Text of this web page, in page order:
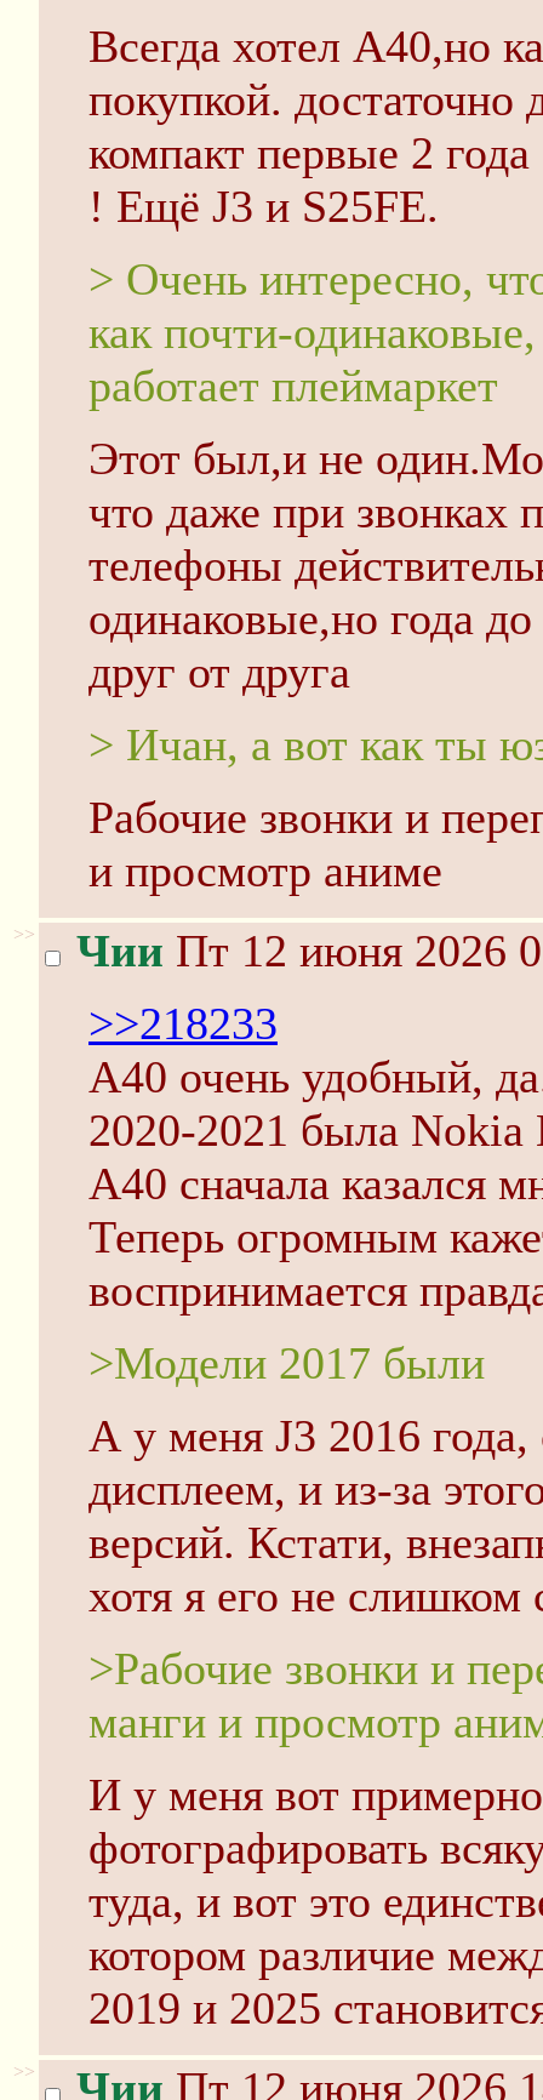
Всегда хотел А40,но
покупкой.
компакт первые 2
! Ещё J3 и S25FE.
> Очень интересно,
как почти-
работает плеймаркет
Этот был,и не
что даже при звонках
телефоны
одинаковые,но года
друг от друга
> Ичан, а вот как ты
Рабочие звонки и
и просмотр аниме
>> Чии Пт 12 июня 2026
>>218233
А40 очень удобный,
2020-2021 была Nokia
A40 сначала казался
Теперь огромным
воспринимается
>Модели 2017 были
А у меня J3 2016
дисплеем, и из-за
версий. Кстати,
хотя я его не
>Рабочие звонки и
манги и просмотр
И у меня вот
фотографировать
туда, и вот это
котором различие
2019 и 2025
>> Чии Пт 12 июня 2026